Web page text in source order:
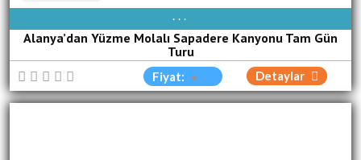
AVAIBLE EVERY DAY
Alanya’dan Yüzme Molalı Sapadere Kanyonu Tam Gün
Turu
Fiyat: Detaylar